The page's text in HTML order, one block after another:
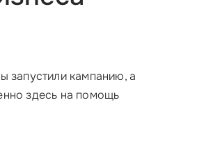
запустили кампанию, а
здесь на помощь